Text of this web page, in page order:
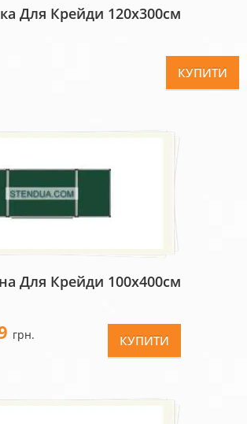
Для Крейди 120х300см
КУПИТИ
Для Крейди 100х400см
грн. КУПИТИ